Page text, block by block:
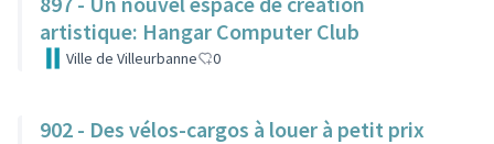
artistique: Hangar Computer Club
Ville de Villeurbanne 0
902 - Des vélos-cargos à louer à petit prix